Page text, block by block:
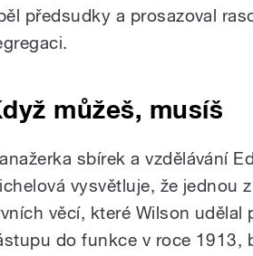
předsudky a prosazoval
můžeš, musíš
sbírek a vzdělávání
vysvětluje, že jednou z
věcí, které Wilson udělal
do funkce v roce 1913,